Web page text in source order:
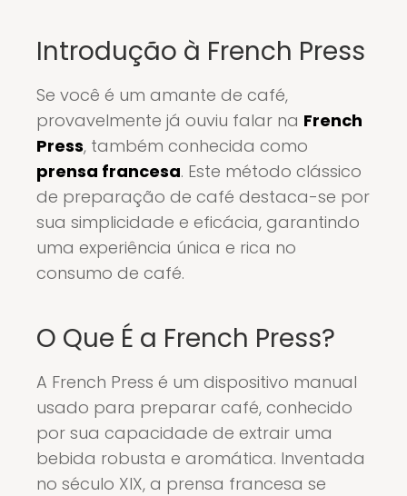
Introdução à French Press
Se você é um amante de café,
provavelmente já ouviu falar na French
Press, também conhecida como
prensa francesa. Este método clássico
de preparação de café destaca-se por
sua simplicidade e eficácia, garantindo
uma experiência única e rica no
consumo de café.
O Que É a French Press?
A French Press é um dispositivo manual
usado para preparar café, conhecido
por sua capacidade de extrair uma
bebida robusta e aromática. Inventada
no século XIX, a prensa francesa se